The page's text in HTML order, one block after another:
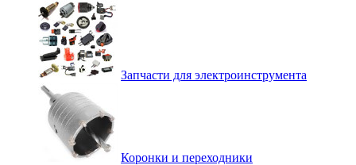
Запчасти для электроинструмента
Коронки и переходники